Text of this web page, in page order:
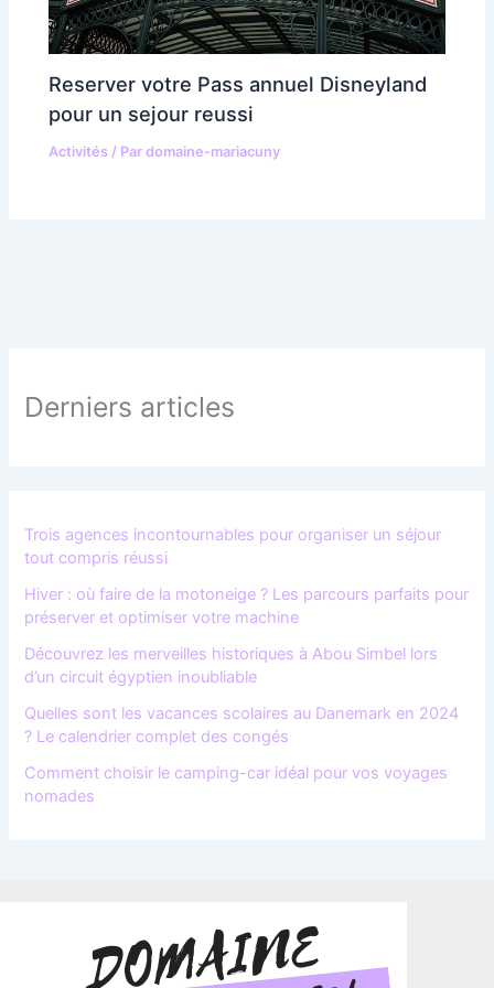
Reserver votre Pass annuel Disneyland
pour un sejour reussi
Activités / Pardomaine-mariacuny
Derniers articles
Trois agences incontournables pour organiser un séjour
tout compris réussi
Hiver : où faire de la motoneige ? Les parcours parfaits pour
préserver et optimiser votre machine
Découvrez les merveilles historiques à Abou Simbel lors
d’un circuit égyptien inoubliable
Quelles sont les vacances scolaires au Danemark en 2024
? Le calendrier complet des congés
Comment choisir le camping-car idéal pour vos voyages
nomades